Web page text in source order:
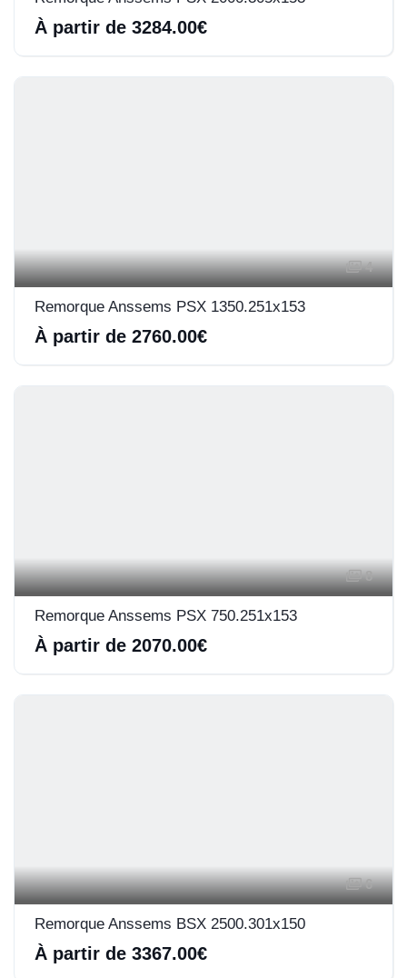
À partir de 3284.00€
4
Remorque Anssems PSX 1350.251x153
À partir de 2760.00€
8
Remorque Anssems PSX 750.251x153
À partir de 2070.00€
6
Remorque Anssems BSX 2500.301x150
À partir de 3367.00€